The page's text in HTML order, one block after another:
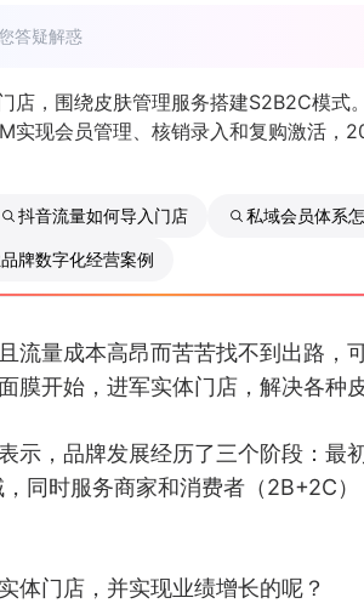
答疑解惑
店，围绕皮肤管理服务搭建S2B2C模式
实现会员管理、核销录入和复购激活，
抖音流量如何导入门店 私域会员体系
牌数字化经营案例
流量成本高昂而苦苦找不到出路，
膜开始，进军实体门店，解决各种
示，品牌发展经历了三个阶段：最
同时服务商家和消费者（2B+2C
体门店，并实现业绩增长的呢？